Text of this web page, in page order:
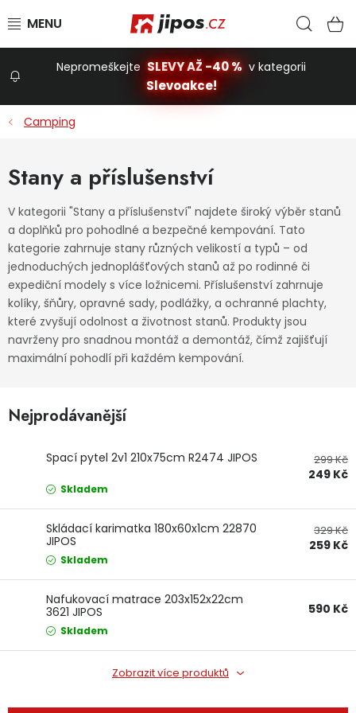
Stavba a dům
Dílna
Domácnost
Dětská hřiště
Autodoplňky
Ochranné pomůcky
Fotovoltaika
Výprodej
Značky
Nepromeškejte SLEVY AŽ -40 % v kategorii
Slevoakce!
Camping
Stany a příslušenství
V kategorii "Stany a příslušenství" najdete široký výběr stanů
a doplňků pro pohodlné a bezpečné kempování. Tato
kategorie zahrnuje stany různých velikostí a typů – od
jednoduchých jednoplášťových stanů až po rodinné či
expediční modely s více ložnicemi. Příslušenství zahrnuje
kolíky, šňůry, opravné sady, podlážky, a ochranné plachty,
které zvyšují odolnost a životnost stanů. Produkty jsou
navrženy pro snadnou montáž a demontáž, čímž zajišťují
maximální pohodlí při každém kempování.
Nejprodávanější
Spací pytel 2v1 210x75cm R2474 JIPOS 299 Kč
249 Kč
Skladem
Skládací karimatka 180x60x1cm 22870
JIPOS
329 Kč
259 Kč
Skladem
Nafukovací matrace 203x152x22cm
3621 JIPOS
590 Kč
Skladem
Zobrazit více produktů